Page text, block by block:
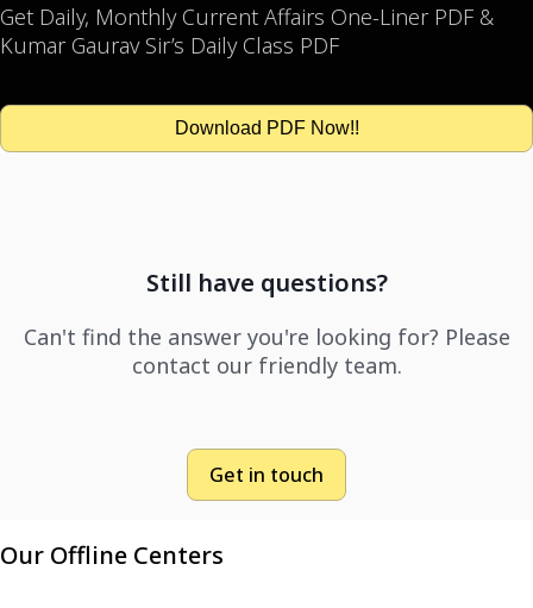
Get Daily, Monthly Current Affairs One-Liner PDF &
Kumar Gaurav Sir’s Daily Class PDF
Download PDF Now!!
Still have questions?
Can't find the answer you're looking for? Please
contact our friendly team.
Get in touch
Our Offline Centers